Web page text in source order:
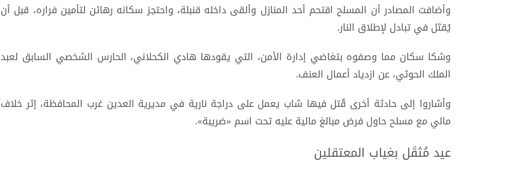
وأضافت المصادر أن المسلح اقتحم أحد المنازل وألقى داخله قنبلة، واحتجز سكانه رهائن لتأمين فراره، قبل أن
يُقتَل في تبادل لإطلاق النار.
وشكا سكان مما وصفوه بتغاضي إدارة الأمن، التي يقودها هادي الكحلاني، الحارس الشخصي السابق لعبد
الملك الحوثي، عن ازدياد أعمال العنف.
وأشاروا إلى حادثة أخرى قُتل فيها شاب يعمل على دراجة نارية في مديرية العدين غرب المحافظة، إثر خلاف
مالي مع مسلح حاول فرض مبالغ مالية عليه تحت اسم «ضريبة».
عيد مُثقَل بغياب المعتقلين